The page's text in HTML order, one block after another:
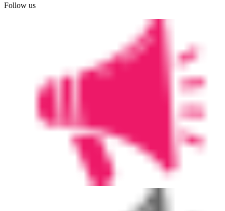
Follow us